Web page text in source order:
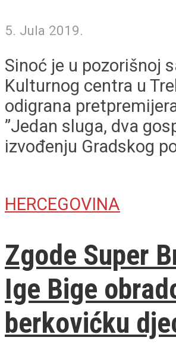
5. Jula 2019.
Sinoć je u pozorišnoj
Kulturnog centra u
odigrana
”Jedan sluga, dva
izvođenju Gradskog
HERCEGOVINA
Zgode Super
Ige Bige
berkovićku